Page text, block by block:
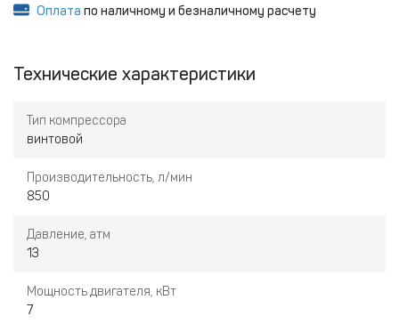
Оплата по наличному и безналичному расчету
Технические характеристики
Тип компрессора
винтовой
Производительность, л/мин
850
Давление, атм
13
Мощность двигателя, кВт
7